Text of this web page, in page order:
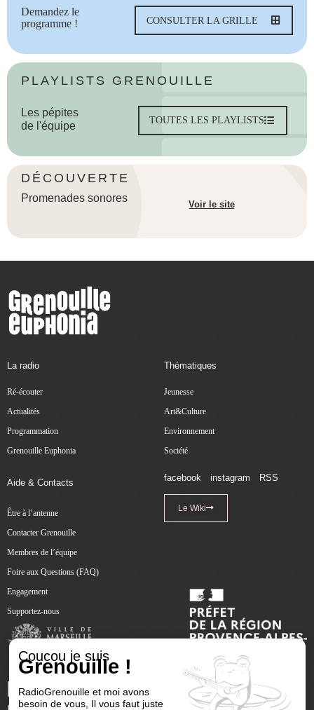
Demandez le
programme !
CONSULTER LA GRILLE
PLAYLISTS GRENOUILLE
Les pépites
de l'équipe
TOUTES LES PLAYLISTS
DÉCOUVERTE
Promenades sonores
Voir le site
La radio
Ré-écouter
Actualités
Programmation
Grenouille Euphonia
Thématiques
Jeunesse
Art&Culture
Environnement
Société
Aide & Contacts
Être à l’antenne
Contacter Grenouille
Membres de l’équipe
Foire aux Questions (FAQ)
Engagement
Supportez-nous
facebook instagram RSS
Le Wiki
Coucou je suis
Grenouille !
RadioGrenouille et moi avons
besoin de vous, Il vous faut juste